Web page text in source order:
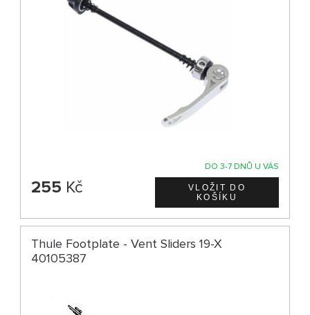
DO 3-7 DNŮ U VÁS
255 Kč
Thule Footplate - Vent Sliders 19-X
40105387